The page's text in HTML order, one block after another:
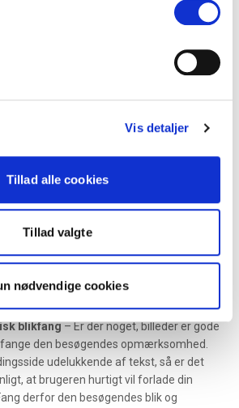
Vis detaljer
Tillad alle cookies
Tillad valgte
nødvendige cookies
photos, så kan du gøre dem unikke ved
være klar til at søgemaskineoptimere dine
dig løs, så vil vi gerne forklare, hvorfor du
findes der mange hjemmesider
dette nedenfor:
blikfang– Er der noget, billeder er gode
den besøgendes opmærksomhed.
udelukkende af tekst, så er det
at brugeren hurtigt vil forlade din
derfor den besøgendes blik og